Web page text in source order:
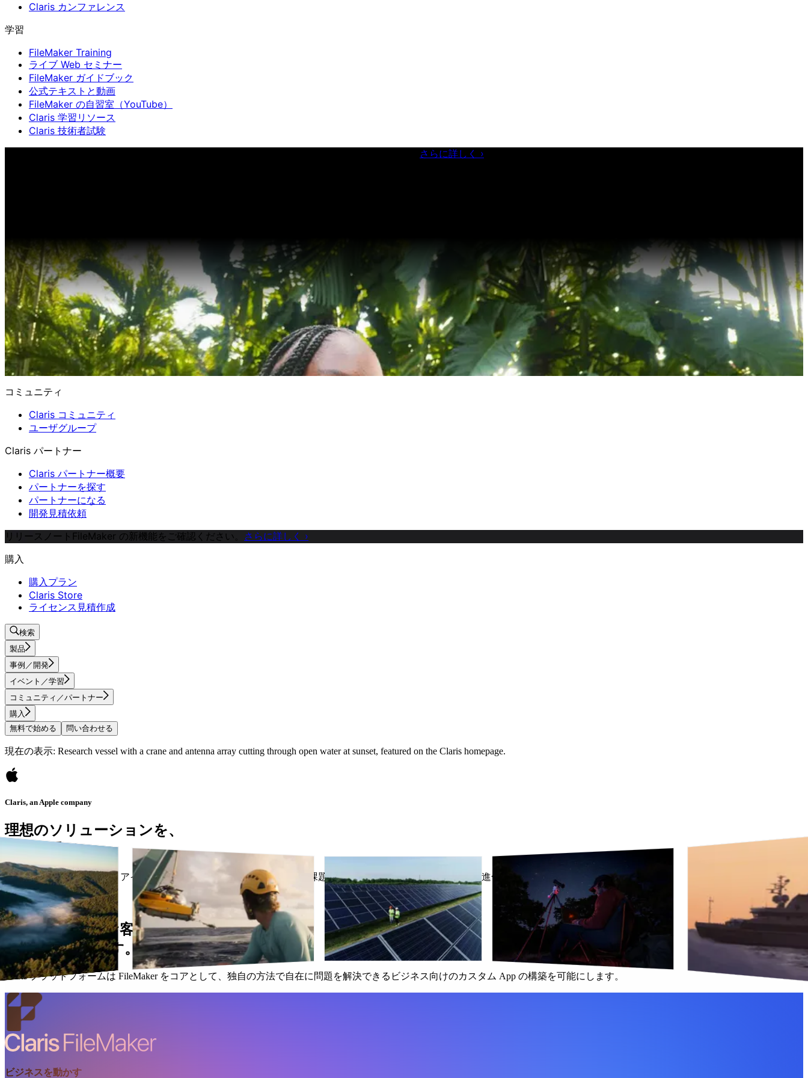
Claris カンファレンス
学習
FileMaker Training
ライブ Web セミナー
FileMaker ガイドブック
公式テキストと動画
FileMaker の自習室（YouTube）
Claris 学習リソース
Claris 技術者試験
さらに詳しく ›
コミュニティ
Claris コミュニティ
ユーザグループ
Claris パートナー
Claris パートナー概要
パートナーを探す
パートナーになる
開発見積依頼
リリースノート FileMaker の新機能をご確認ください。 さらに詳しく ›
購入
購入プラン
Claris Store
ライセンス見積作成
検索
製品
事例／開発
イベント／学習
コミュニティ／パートナー
購入
無料で始める 問い合わせる
現在の表示: Research vessel with a crane and antenna array cutting through open water at sunset, featured on the Claris homepage.
Claris, an Apple company
理想のソリューションを、
自分の手で。
「あったらいいな」というアイデアを、現実にする。Claris なら、今の課題に応え、ビジネスの成長に合わせて進化するカスタム App を作成できます。
無料で始める 問い合わせる
Claris 製品は、お客様の仕事を
しっかり支えます。
Claris プラットフォームは FileMaker をコアとして、独自の方法で自在に問題を解決できるビジネス向けのカスタム App の構築を可能にします。
ビジネスを動かす